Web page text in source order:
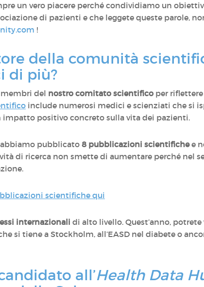
un vero piacere perché condividiamo un
di pazienti e che leggete queste parole,
!
della comunità
di più?
membri del nostro comitato scientifico per
include numerosi medici e scienziati che si
impatto positivo concreto sulla vita dei pazienti.
pubblicato 8 pubblicazioni scientifichee
di ricerca non smette di aumentare perché nel
scientifiche qui
internazionali di alto livello. Quest’anno, potrete
si tiene a Stockholm, all’EASD nel diabete o
all’Health Data